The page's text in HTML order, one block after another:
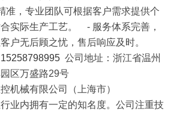
，专业团队可根据客户需求提供个
实际生产工艺。 - 服务体系完善，
户无后顾之忧，售后响应及时。
15258798995 公司地址：浙江省温州
区万盛路29号
机械有限公司（上海市）
行业内拥有一定的知名度。公司注重技